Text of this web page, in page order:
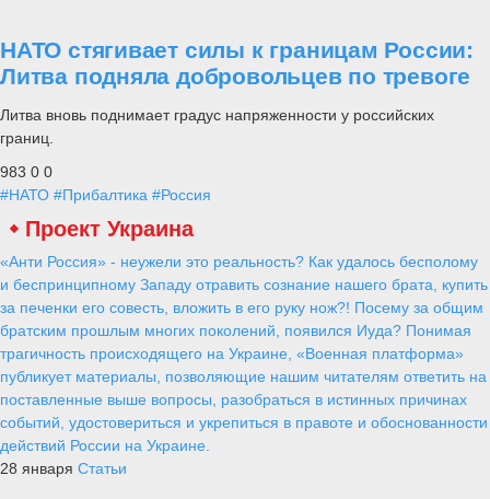
НАТО стягивает силы к границам России:
Литва подняла добровольцев по тревоге
Литва вновь поднимает градус напряженности у российских
границ.
983 0 0
#НАТО #Прибалтика #Россия
Проект Украина
«Анти Россия» - неужели это реальность? Как удалось бесполому
и беспринципному Западу отравить сознание нашего брата, купить
за печенки его совесть, вложить в его руку нож?! Посему за общим
братским прошлым многих поколений, появился Иуда? Понимая
трагичность происходящего на Украине, «Военная платформа»
публикует материалы, позволяющие нашим читателям ответить на
поставленные выше вопросы, разобраться в истинных причинах
событий, удостовериться и укрепиться в правоте и обоснованности
действий России на Украине.
28 января Статьи